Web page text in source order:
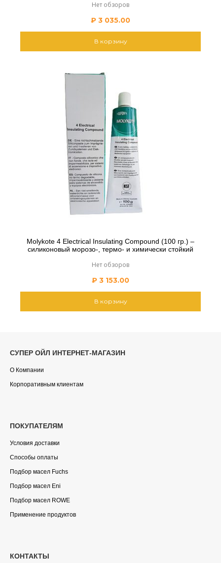
Нет обзоров
₽ 3 035.00
В корзину
Molykote 4 Electrical Insulating Compound (100 гр.) –
силиконовый морозо-, термо- и химически стойкий
Нет обзоров
₽ 3 153.00
В корзину
СУПЕР ОЙЛ ИНТЕРНЕТ-МАГАЗИН
О Компании
Корпоративным клиентам
ПОКУПАТЕЛЯМ
Условия доставки
Способы оплаты
Подбор масел Fuchs
Подбор масел Eni
Подбор масел ROWE
Применение продуктов
КОНТАКТЫ